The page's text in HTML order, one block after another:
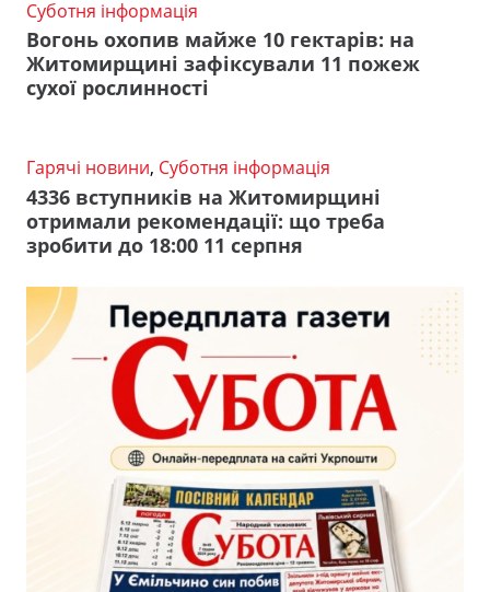
Суботня інформація
Вогонь охопив майже 10 гектарів: на
Житомирщині зафіксували 11 пожеж
сухої рослинності
Гарячі новини, Суботня інформація
4336 вступників на Житомирщині
отримали рекомендації: що треба
зробити до 18:00 11 серпня